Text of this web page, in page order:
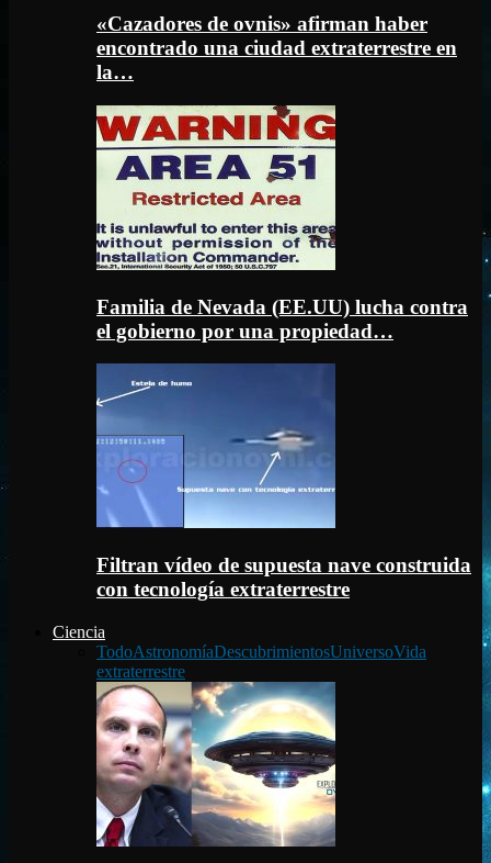
«Cazadores de ovnis» afirman haber
encontrado una ciudad extraterrestre en
la…
Familia de Nevada (EE.UU) lucha contra
el gobierno por una propiedad…
Filtran vídeo de supuesta nave construida
con tecnología extraterrestre
Ciencia
TodoAstronomíaDescubrimientosUniversoVida
extraterrestre